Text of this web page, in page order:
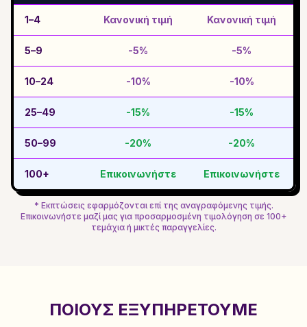
1–4 Κανονική τιμή Κανονική τιμή
5–9 -5% -5%
10–24 -10% -10%
25–49 -15% -15%
50–99 -20% -20%
100+ Επικοινωνήστε Επικοινωνήστε
* Εκπτώσεις εφαρμόζονται επί της αναγραφόμενης τιμής.
Επικοινωνήστε μαζί μας για προσαρμοσμένη τιμολόγηση σε 100+
τεμάχια ή μικτές παραγγελίες.
ΠΟΙΟΥΣ ΕΞΥΠΗΡΕΤΟΎΜΕ